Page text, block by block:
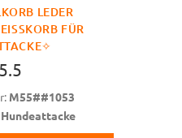
LEDER
FÜR H
M55##1053